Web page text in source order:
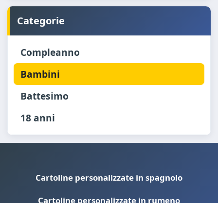
Categorie
Compleanno
Bambini
Battesimo
18 anni
Cartoline personalizzate in spagnolo
Cartoline personalizzate in rumeno